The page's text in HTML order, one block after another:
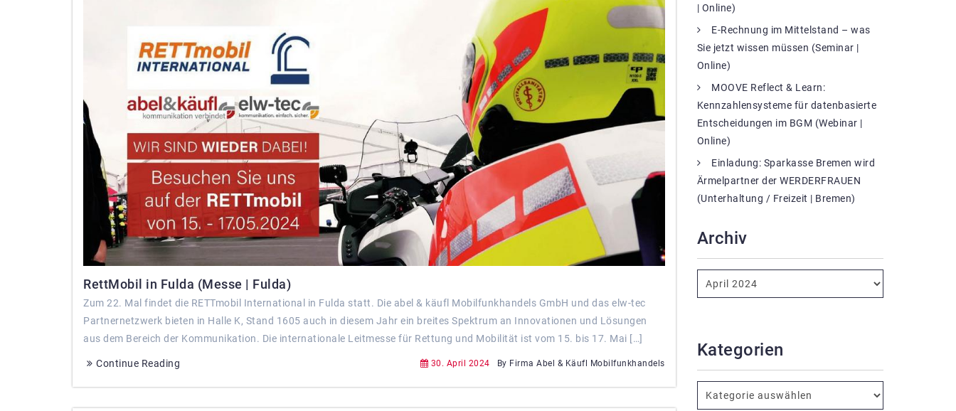
RettMobil in Fulda (Messe | Fulda)
Zum 22. Mal findet die RETTmobil International in Fulda statt. Die abel & käufl Mobilfunkhandels GmbH und das elw-tec
Partnernetzwerk bieten in Halle K, Stand 1605 auch in diesem Jahr ein breites Spektrum an Innovationen und Lösungen
aus dem Bereich der Kommunikation. Die internationale Leitmesse für Rettung und Mobilität ist vom 15. bis 17. Mai […]
Continue Reading 30. April 2024 By Firma Abel & Käufl Mobilfunkhandels
| Online)
E-Rechnung im Mittelstand – was
Sie jetzt wissen müssen (Seminar |
Online)
MOOVE Reflect & Learn:
Kennzahlensysteme für datenbasierte
Entscheidungen im BGM (Webinar |
Online)
Einladung: Sparkasse Bremen wird
Ärmelpartner der WERDERFRAUEN
(Unterhaltung / Freizeit | Bremen)
Archiv
Kategorien